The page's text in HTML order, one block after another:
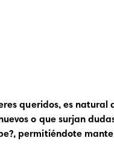
queridos, es
o que surjan
, permitiéndote